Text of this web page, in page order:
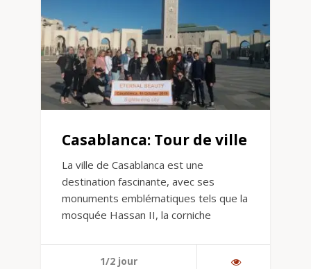
Casablanca: Tour de ville
La ville de Casablanca est une
destination fascinante, avec ses
monuments emblématiques tels que la
mosquée Hassan II, la corniche
1/2 jour